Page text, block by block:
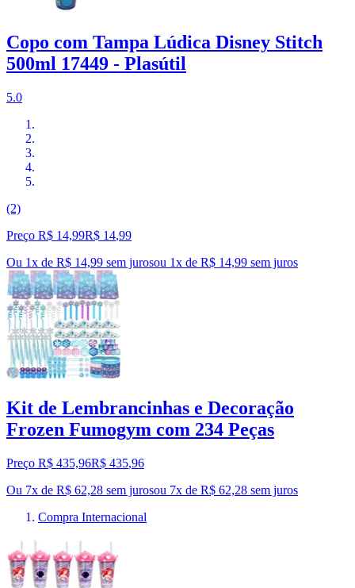
Copo com Tampa Lúdica Disney Stitch
500ml 17449 - Plasútil
5.0
(2)
Preço R$ 14,99R$ 14,99
Ou 1x de R$ 14,99 sem jurosou 1x de R$ 14,99 sem juros
Kit de Lembrancinhas e Decoração
Frozen Fumogym com 234 Peças
Preço R$ 435,96R$ 435,96
Ou 7x de R$ 62,28 sem jurosou 7x de R$ 62,28 sem juros
Compra Internacional